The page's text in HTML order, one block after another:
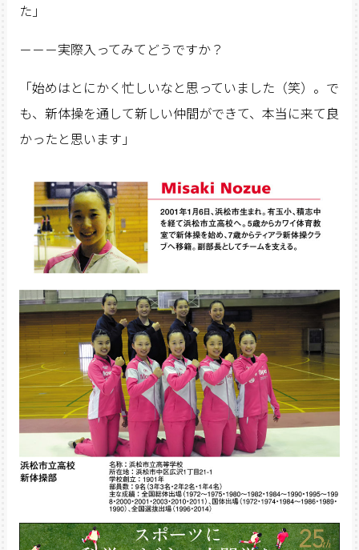
た」
－－－実際入ってみてどうですか？
「始めはとにかく忙しいなと思っていました（笑）。で
も、新体操を通して新しい仲間ができて、本当に来て良
かったと思います」